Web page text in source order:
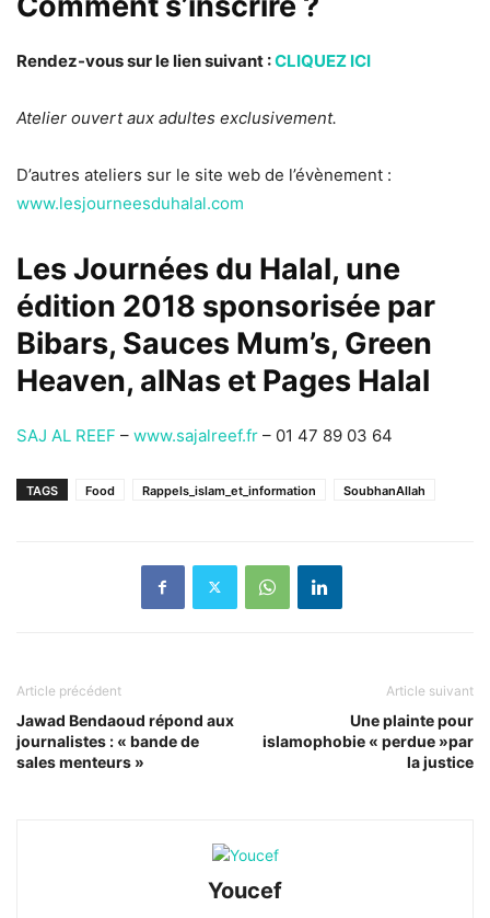
Rendez-vous sur le lien suivant :CLIQUEZ ICI
Atelier ouvert aux adultes exclusivement.
D’autres ateliers sur le site web de l’évènement :
www.lesjourneesduhalal.com
Les Journées du Halal, une
édition 2018 sponsorisée par
Bibars, Sauces Mum’s, Green
Heaven, alNas et Pages Halal
SAJ AL REEF – www.sajalreef.fr – 01 47 89 03 64
TAGS Food Rappels_islam_et_information SoubhanAllah
Article précédent
Jawad Bendaoud répond aux
journalistes : « bande de
sales menteurs »
Article suivant
Une plainte pour
islamophobie « perdue »par
la justice
Youcef